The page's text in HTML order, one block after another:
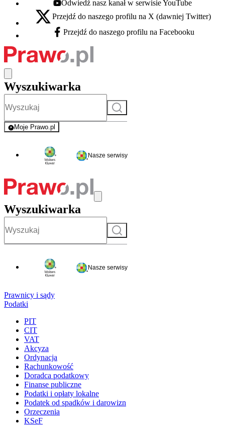
Youtube - otwiera się w nowej karcie
Odwiedź nasz kanał w serwisie YouTube
X - otwiera się w nowej karcie
Przejdź do naszego profilu na X (dawniej Twitter)
Facebook - otwiera się w nowej karcie
Przejdź do naszego profilu na Facebooku
Wyszukiwarka
Szukaj
Moje Prawo.pl
- rejestracja i logowanie do serwisu
Nasze serwisy
Wyszukiwarka
Szukaj
Nasze serwisy
Prawnicy i sądy
Podatki
PIT
CIT
VAT
Akcyza
Ordynacja
Rachunkowość
Doradca podatkowy
Finanse publiczne
Podatki i opłaty lokalne
Podatek od spadków i darowizn
Orzeczenia
KSeF